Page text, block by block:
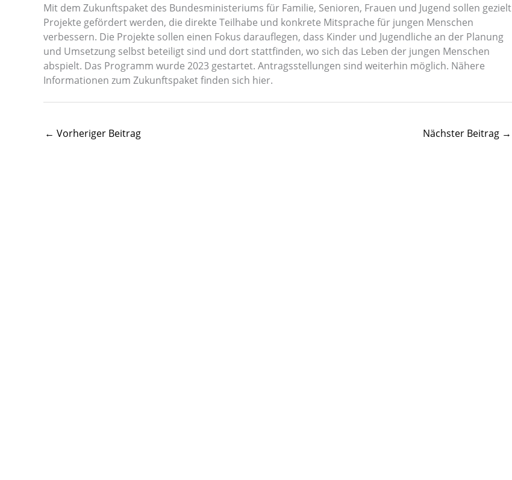
Mit dem Zukunftspaket des Bundesministeriums für Familie, Senioren, Frauen und Jugend sollen gezielt
Projekte gefördert werden, die direkte Teilhabe und konkrete Mitsprache für jungen Menschen
verbessern. Die Projekte sollen einen Fokus darauflegen, dass Kinder und Jugendliche an der Planung
und Umsetzung selbst beteiligt sind und dort stattfinden, wo sich das Leben der jungen Menschen
abspielt. Das Programm wurde 2023 gestartet. Antragsstellungen sind weiterhin möglich. Nähere
Informationen zum Zukunftspaket finden sich hier.
← Vorheriger Beitrag Nächster Beitrag →